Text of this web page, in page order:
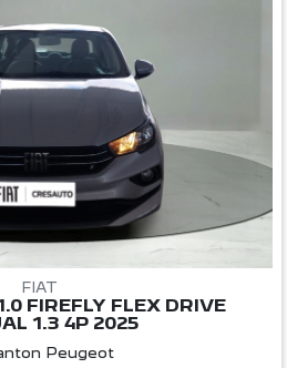
FIAT
FIREFLY FLEX DRIVE
1.3 4P 2025
Peugeot
Mais 1 lojas
2024/2025